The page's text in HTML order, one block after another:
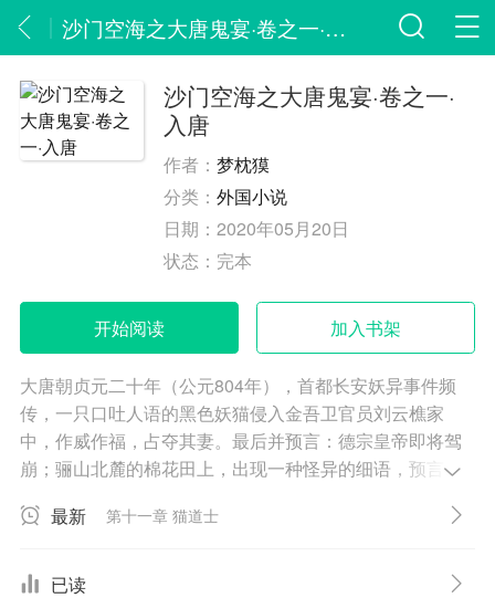
沙门空海之大唐鬼宴·卷之一·入唐
沙门空海之大唐鬼宴·卷之一·
入唐
作者：梦枕獏
分类：外国小说
日期：2020年05月20日
状态： 完本
开始阅读 加入书架
大唐朝贞元二十年（公元804年），首都长安妖异事件频
传，一只口吐人语的黑色妖猫侵入金吾卫官员刘云樵家
中，作威作福，占夺其妻。最后并预言：德宗皇帝即将驾
崩；骊山北麓的棉花田上，出现一种怪异的细语，预言德
预言都被证实了。辉煌壮丽的长安城笼罩在一股诡谲的妖
橘逸势在历经海难漂泊之后，排除万难，顺着运河，往长
最新 第十一章 猫道士
已读